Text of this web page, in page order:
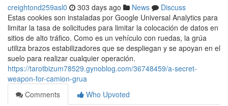
creightond259asl0 303 days ago News
Discuss
Estas cookies son instaladas por Google Universal Analytics para
limitar la tasa de solicitudes para limitar la colocación de datos en
sitios de alto tráfico. Como es un vehículo con ruedas, la grúa
utiliza brazos estabilizadores que se despliegan y se apoyan en el
suelo para realizar cualquier operación.
https://tarotbizum78529.gynoblog.com/36748459/a-secret-
weapon-for-camion-grua
Comments
Who Upvoted